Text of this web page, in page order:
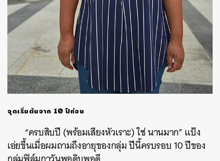
จุดเริ่มต้นจาก 10 ปีก่อน
“ครบสิบปี (พร้อมเสียงหัวเราะ) ใช่ นานมาก” แป้ง
เอ่ยขึ้นเมื่อผมถามถึงอายุของกลุ่ม ปีนี้ครบรอบ 10 ปีของ